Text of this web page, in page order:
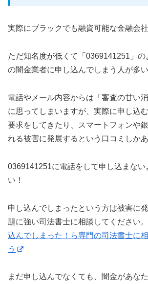
実際にブラックでも融資可能な金融会
ただ知名度が低くて「0369141251」の
の闇金業者に申し込んでしまう人が多い
電話やメール内容からは「審査の甘い
に思ってしまいますが、実際に申し込
要求をしてきたり、スマートフォンや
れる被害に発展するという口コミしかあ
0369141251に電話をして申し込まない
い！
申し込んでしまったという方は被害に
題に強い司法書士に相談してください
込んでしまった！ら専門の司法書士に
う
まだ申し込んでなくても、闇金があな